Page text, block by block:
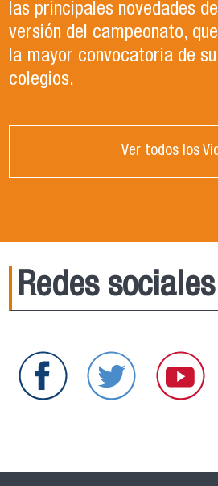
las principales novedades
versión del campeonato,
la mayor convocatoria de
colegios.
Ver todos los
Redes sociales